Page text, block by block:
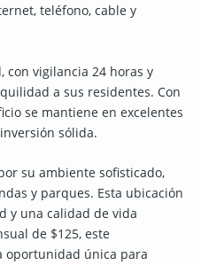
teléfono, cable y
con vigilancia 24 horas y
a sus residentes. Con
se mantiene en excelentes
sólida.
su ambiente sofisticado,
y parques. Esta ubicación
y una calidad de vida
de $125, este
oportunidad única para